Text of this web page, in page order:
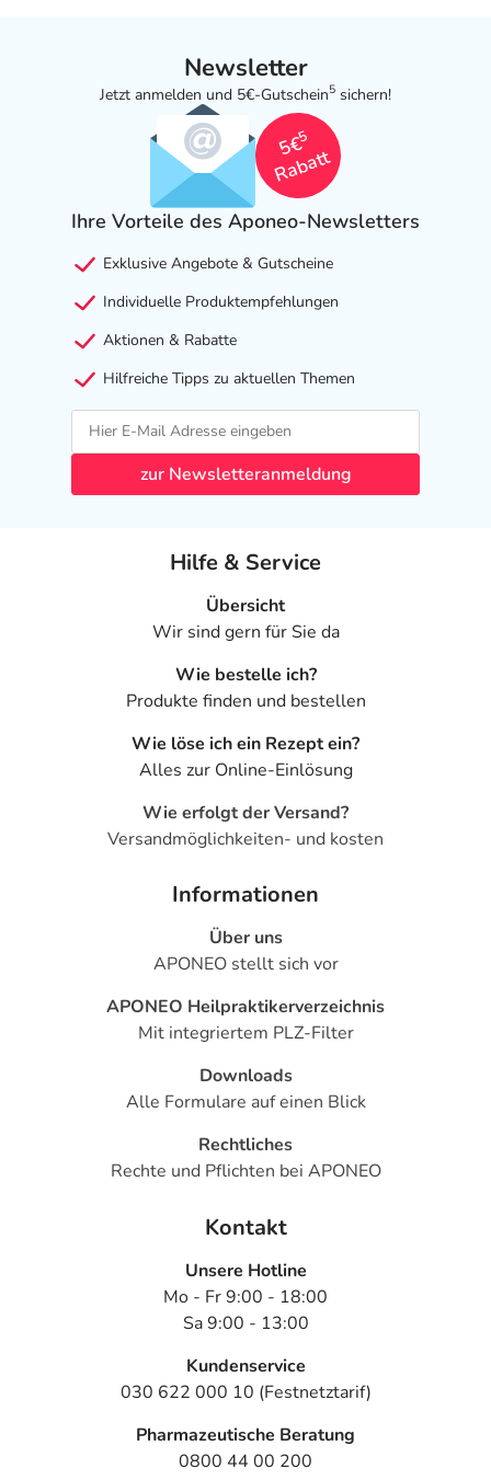
Newsletter
Jetzt anmelden und 5€-Gutschein5 sichern!
5€
5
Rabatt
Ihre Vorteile des Aponeo-Newsletters
Exklusive Angebote & Gutscheine
Individuelle Produktempfehlungen
Aktionen & Rabatte
Hilfreiche Tipps zu aktuellen Themen
zur Newsletteranmeldung
Hilfe & Service
Übersicht
Wir sind gern für Sie da
Wie bestelle ich?
Produkte finden und bestellen
Wie löse ich ein Rezept ein?
Alles zur Online-Einlösung
Wie erfolgt der Versand?
Versandmöglichkeiten- und kosten
Informationen
Über uns
APONEO stellt sich vor
APONEO Heilpraktikerverzeichnis
Mit integriertem PLZ-Filter
Downloads
Alle Formulare auf einen Blick
Rechtliches
Rechte und Pflichten bei APONEO
Kontakt
Unsere Hotline
Mo - Fr 9:00 - 18:00
Sa 9:00 - 13:00
Kundenservice
030 622 000 10 (Festnetztarif)
Pharmazeutische Beratung
0800 44 00 200